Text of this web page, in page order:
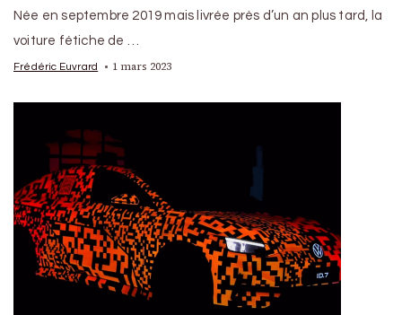
Née en septembre 2019 mais livrée près d’un an plus tard, la
voiture fétiche de …
Frédéric Euvrard 1 mars 2023